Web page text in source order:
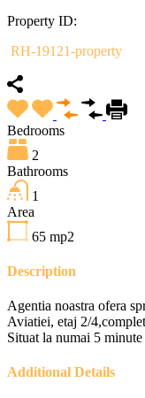
Property ID:
RH-19121-property
Bedrooms
2
Bathrooms
1
Area
65 mp2
Description
Agentia noastra ofera
Aviatiei, etaj 2/
Situat la numai 5
Additional Details